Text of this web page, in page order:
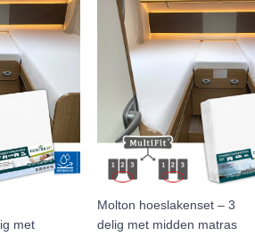
met
Molton hoeslakenset – 3
delig met midden matras